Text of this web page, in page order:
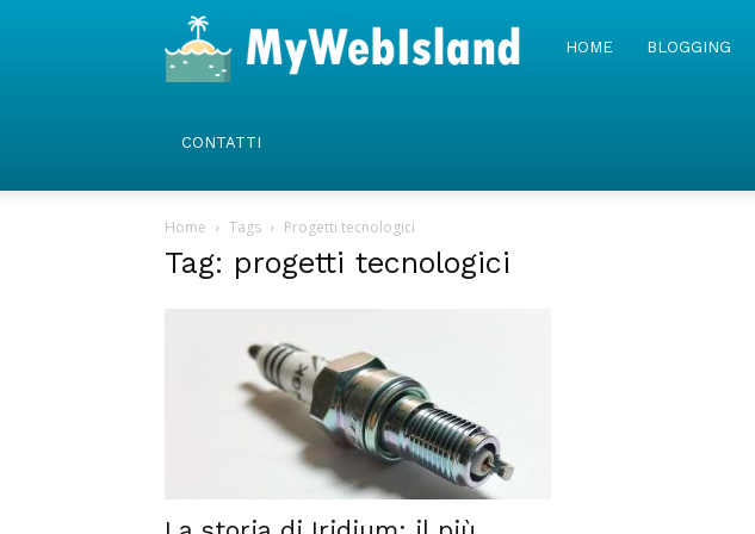
MyWebIsland
HOME BLOGGING
CONTATTI
Home Tags Progetti tecnologici
Tag: progetti tecnologici